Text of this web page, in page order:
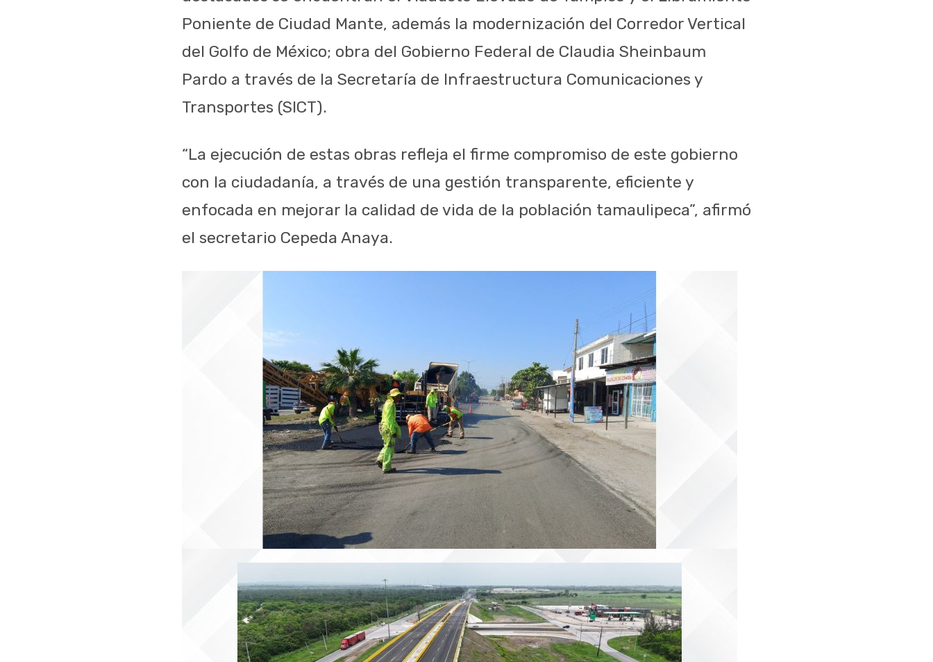
Poniente de Ciudad Mante, además la modernización del Corredor Vertical
del Golfo de México; obra del Gobierno Federal de Claudia Sheinbaum
Pardo a través de la Secretaría de Infraestructura Comunicaciones y
Transportes (SICT).
“La ejecución de estas obras refleja el firme compromiso de este gobierno
con la ciudadanía, a través de una gestión transparente, eficiente y
enfocada en mejorar la calidad de vida de la población tamaulipeca”, afirmó
el secretario Cepeda Anaya.